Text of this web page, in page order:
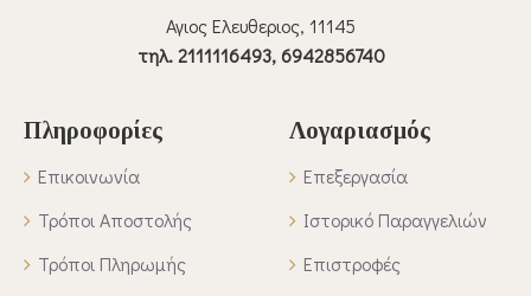
Αγιος Ελευθεριος, 11145
τηλ. 2111116493, 6942856740
Πληροφορίες
Επικοινωνία
Τρόποι Αποστολής
Τρόποι Πληρωμής
Λογαριασμός
Επεξεργασία
Ιστορικό Παραγγελιών
Επιστροφές